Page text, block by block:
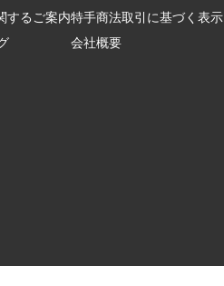
するご案内特手商法取引に基づく表示
会社概要